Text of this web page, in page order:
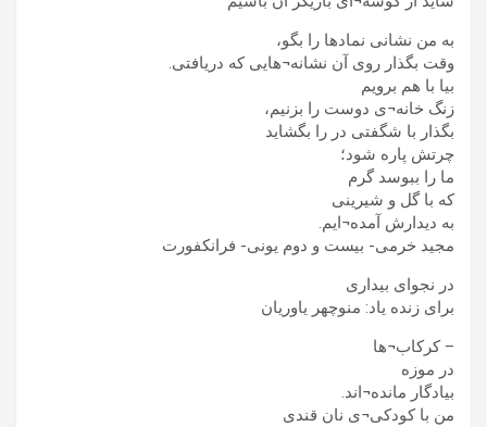
به من نشانی نمادها را بگو،
وقت بگذار روی آن نشانه¬هایی که دریافتی.
بیا با هم برویم
زنگ خانه¬ی دوست را بزنیم،
بگذار با شگفتی در را بگشاید
چرتش پاره شود؛
ما را ببوسد گرم
که با گل و شیرینی
به دیدارش آمده¬ایم.
مجید خرمی- بیست و دوم یونی- فرانکفورت
در نجوای بیداری
برای زنده یاد: منوچهر یاوریان
– کرکاب¬ها
در موزه
بیادگار مانده¬اند.
من با کودکی¬ی نان قندی